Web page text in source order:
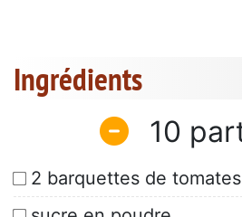
Ingrédients
10
2 barquettes de tomates